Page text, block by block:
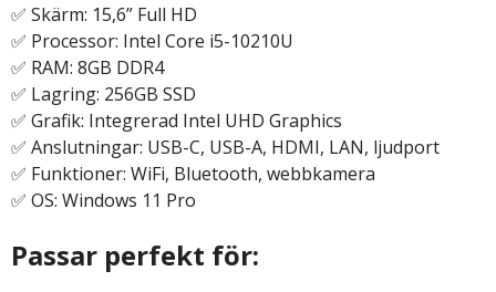
✅ Skärm: 15,6” Full HD
✅ Processor: Intel Core i5-10210U
✅ RAM: 8GB DDR4
✅ Lagring: 256GB SSD
✅ Grafik: Integrerad Intel UHD Graphics
✅ Anslutningar: USB-C, USB-A, HDMI, LAN, ljudport
✅ Funktioner: WiFi, Bluetooth, webbkamera
✅ OS: Windows 11 Pro
Passar perfekt för: